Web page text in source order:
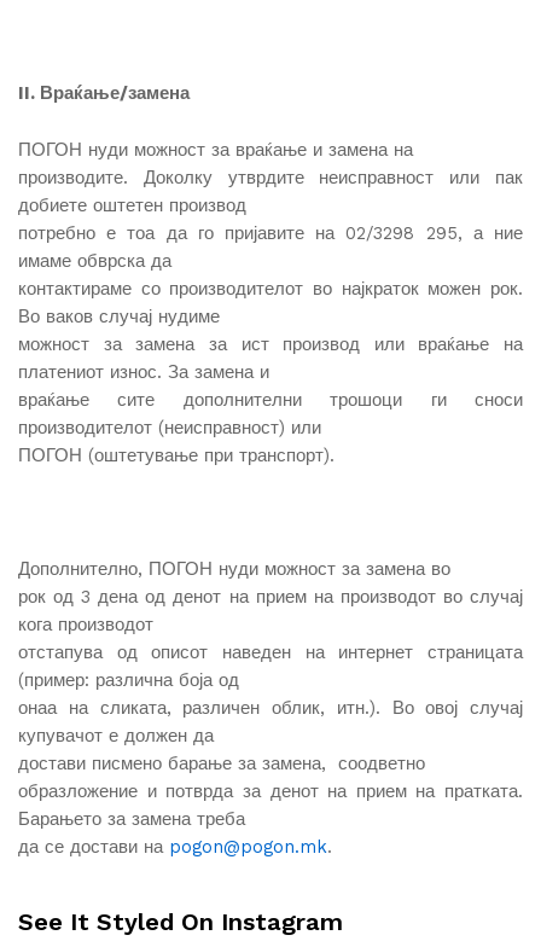
II. Враќање/замена
ПОГОН нуди можност за враќање и замена на
производите. Доколку утврдите неисправност или пак
добиете оштетен производ
потребно е тоа да го пријавите на 02/3298 295, а ние
имаме обврска да
контактираме со производителот во најкраток можен рок.
Во ваков случај нудиме
можност за замена за ист производ или враќање на
платениот износ. За замена и
враќање сите дополнителни трошоци ги сноси
производителот (неисправност) или
ПОГОН (оштетување при транспорт).
Дополнително, ПОГОН нуди можност за замена во
рок од 3 дена од денот на прием на производот во случај
кога производот
отстапува од описот наведен на интернет страницата
(пример: различна боја од
онаа на сликата, различен облик, итн.). Во овој случај
купувачот е должен да
достави писмено барање за замена, соодветно
образложение и потврда за денот на прием на пратката.
Барањето за замена треба
да се достави на pogon@pogon.mk.
See It Styled On Instagram